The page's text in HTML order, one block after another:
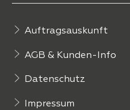
Auftragsauskunft
AGB & Kunden-Info
Datenschutz
Impressum